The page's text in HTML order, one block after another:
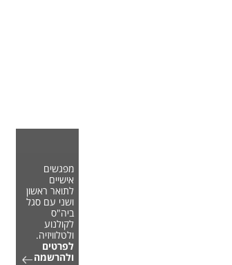
מפגשים
אישיים
לתואר ראשון
ושני עם סגל
ביה"ס
לקולנוע
ולטלוויזיה.
לפרטים
ולהרשמה